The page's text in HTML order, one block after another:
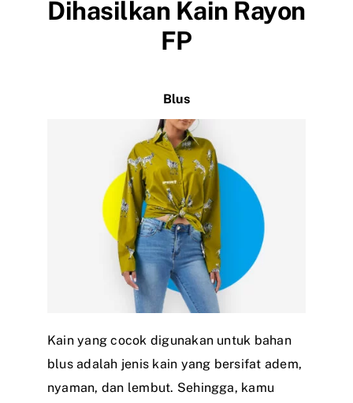
Dihasilkan Kain Rayon
FP
Blus
Kain yang cocok digunakan untuk bahan
blus adalah jenis kain yang bersifat adem,
nyaman, dan lembut. Sehingga, kamu